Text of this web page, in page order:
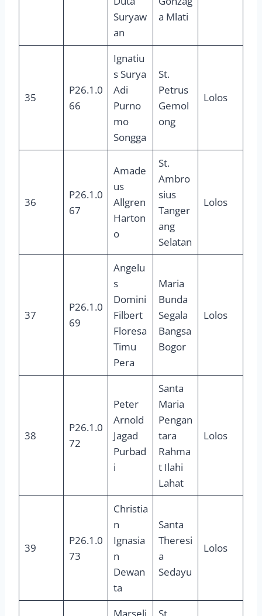
Suryaw
an
a Mlati
35
P26.1.0
66
Ignatiu
s Surya
Adi
Purno
mo
Songga
St.
Petrus
Gemol
ong
Lolos
36
P26.1.0
67
Amade
us
Allgren
Harton
o
St.
Ambro
sius
Tanger
ang
Selatan
Lolos
37
P26.1.0
69
Angelu
s
Domini
Filbert
Floresa
Timu
Pera
Maria
Bunda
Segala
Bangsa
Bogor
Lolos
38
P26.1.0
72
Peter
Arnold
Jagad
Purbad
i
Santa
Maria
Pengan
tara
Rahma
t Ilahi
Lahat
Lolos
39
P26.1.0
73
Christia
n
Ignasia
n
Dewan
ta
Santa
Theresi
a
Sedayu
Lolos
Marseli
St.